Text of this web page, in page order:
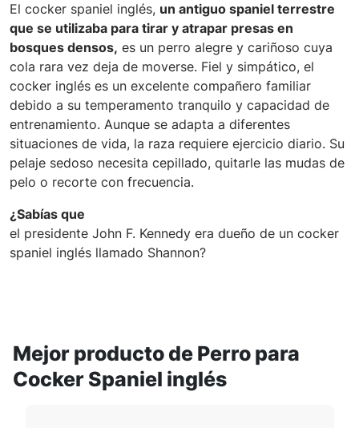
El cocker spaniel inglés, un antiguo spaniel terrestre
que se utilizaba para tirar y atrapar presas en
bosques densos, es un perro alegre y cariñoso cuya
cola rara vez deja de moverse. Fiel y simpático, el
cocker inglés es un excelente compañero familiar
debido a su temperamento tranquilo y capacidad de
entrenamiento. Aunque se adapta a diferentes
situaciones de vida, la raza requiere ejercicio diario. Su
pelaje sedoso necesita cepillado, quitarle las mudas de
pelo o recorte con frecuencia.
¿Sabías que
el presidente John F. Kennedy era dueño de un cocker
spaniel inglés llamado Shannon?
Mejor producto de Perro para
Cocker Spaniel inglés